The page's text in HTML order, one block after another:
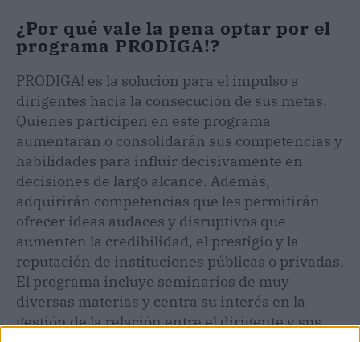
¿Por qué vale la pena optar por el
programa PRODIGA!?
PRODIGA! es la solución para el impulso a
dirigentes hacia la consecución de sus metas.
Quienes participen en este programa
aumentarán o consolidarán sus competencias y
habilidades para influir decisivamente en
decisiones de largo alcance. Además,
adquirirán competencias que les permitirán
ofrecer ideas audaces y disruptivos que
aumenten la credibilidad, el prestigio y la
reputación de instituciones públicas o privadas.
El programa incluye seminarios de muy
diversas materias y centra su interés en la
gestión de la relación entre el dirigente y sus